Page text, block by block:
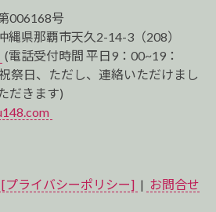
006168号
縄県那覇市天久2-14-3（208）
(電話受付時間 平日9：00~19：
祭日、ただし、連絡いただけまし
だきます)
[プライバシーポリシー] | お問合せ